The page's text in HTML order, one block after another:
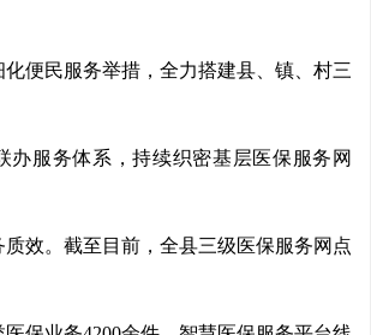
便民服务举措，全力搭建县、镇、村三
办服务体系，持续织密基层医保服务网
效。截至目前，全县三级医保服务网点